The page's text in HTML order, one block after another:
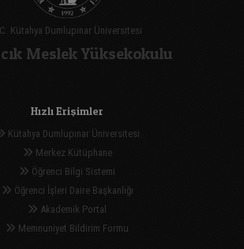
Kütahya Dumlupınar Üniversitesi
Meslek Yüksekokulu
Hızlı Erişimler
Kütahya Dumlupınar Üniversitesi
Merkez Kütüphane
Öğrenci Bilgi Sistemi
Öğrenci İşleri Daire Başkanlığı
Akademik Portal
Memnuniyet Bildirim Formu